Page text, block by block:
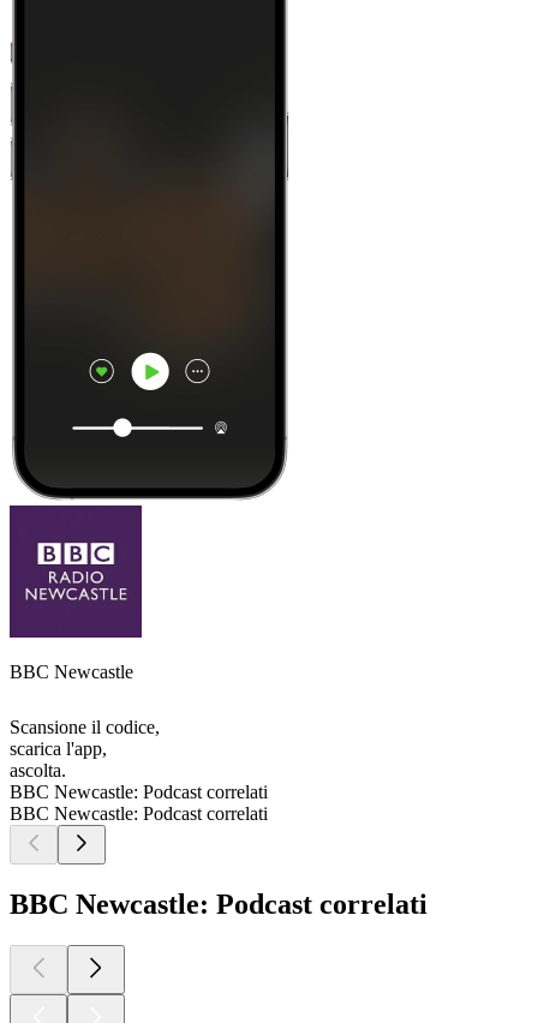
BBC Newcastle
Scansione il codice,
scarica l'app,
ascolta.
BBC Newcastle: Podcast correlati
BBC Newcastle: Podcast correlati
BBC Newcastle: Podcast correlati